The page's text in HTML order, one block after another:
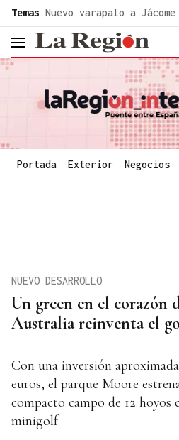
Temas Nuevo varapalo a Jácome
header.menu.open
Portada Exterior Negocios
Un green en el corazón
Australia reinventa el
NUEVO DESARROLLO
Con una inversión
euros, el parque Moore
compacto campo de 12 hoyos
minigolf